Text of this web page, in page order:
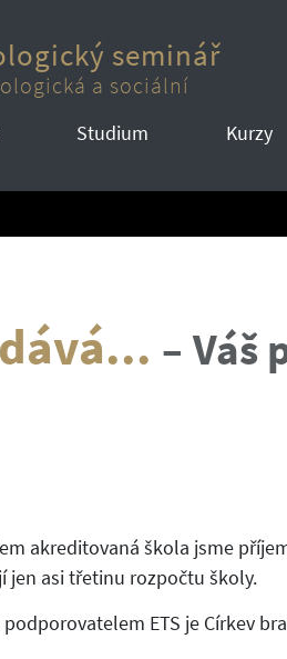
seminář
a sociální
Studium Kurzy
– Váš
akreditovaná škola jsme
jen asi třetinu rozpočtu školy.
ETS je Církev